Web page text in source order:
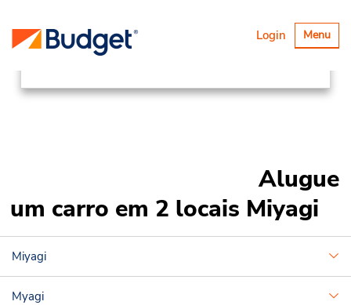
Alternar
Menu
Login
Locations Asia Pacific
Miyagi
Alugue
um carro em 2 locais Miyagi
Miyagi
Myagi